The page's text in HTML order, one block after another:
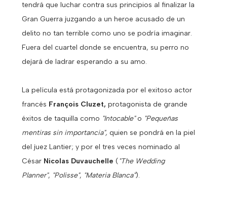
tendrá que luchar contra sus principios al finalizar la
Gran Guerra juzgando a un heroe acusado de un
delito no tan terrible como uno se podría imaginar.
Fuera del cuartel donde se encuentra, su perro no
dejará de ladrar esperando a su amo.
La película está protagonizada por el exitoso actor
francés François Cluzet, protagonista de grande
éxitos de taquilla como "Intocable"o "Pequeñas
mentiras sin importancia", quien se pondrá en la piel
del juez Lantier; y por el tres veces nominado al
César Nicolas Duvauchelle ("The Wedding
Planner", "Polisse", "Materia Blanca").